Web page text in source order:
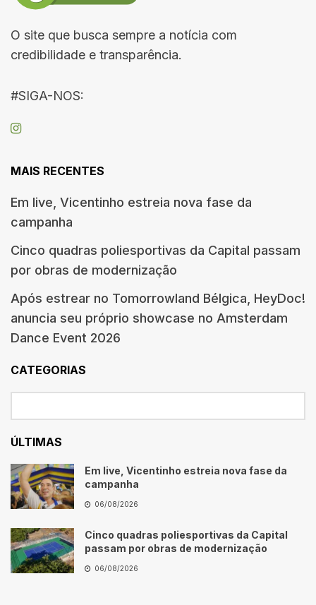
O site que busca sempre a notícia com
credibilidade e transparência.
#SIGA-NOS:
MAIS RECENTES
Em live, Vicentinho estreia nova fase da
campanha
Cinco quadras poliesportivas da Capital passam
por obras de modernização
Após estrear no Tomorrowland Bélgica, HeyDoc!
anuncia seu próprio showcase no Amsterdam
Dance Event 2026
CATEGORIAS
ÚLTIMAS
Em live, Vicentinho estreia nova fase da
campanha
06/08/2026
Cinco quadras poliesportivas da Capital
passam por obras de modernização
06/08/2026